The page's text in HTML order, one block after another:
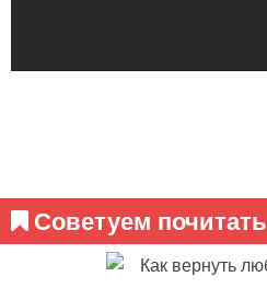
Советуем почитать